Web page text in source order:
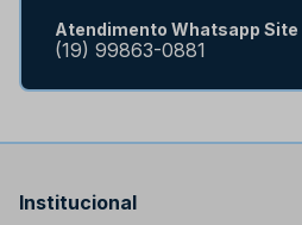
Atendimento Whatsapp Site
(19) 99863-0881
Institucional